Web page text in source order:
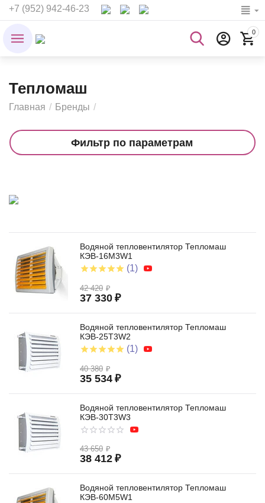
+7 (952) 942-46-23
0
Тепломаш
Главная / Бренды /
Фильтр по параметрам
Водяной тепловентилятор Тепломаш
КЭВ-16M3W1
(1)
42 420 ₽
37 330 ₽
Водяной тепловентилятор Тепломаш
КЭВ-25T3W2
(1)
40 380 ₽
35 534 ₽
Водяной тепловентилятор Тепломаш
КЭВ-30T3W3
43 650 ₽
38 412 ₽
Водяной тепловентилятор Тепломаш
КЭВ-60M5W1